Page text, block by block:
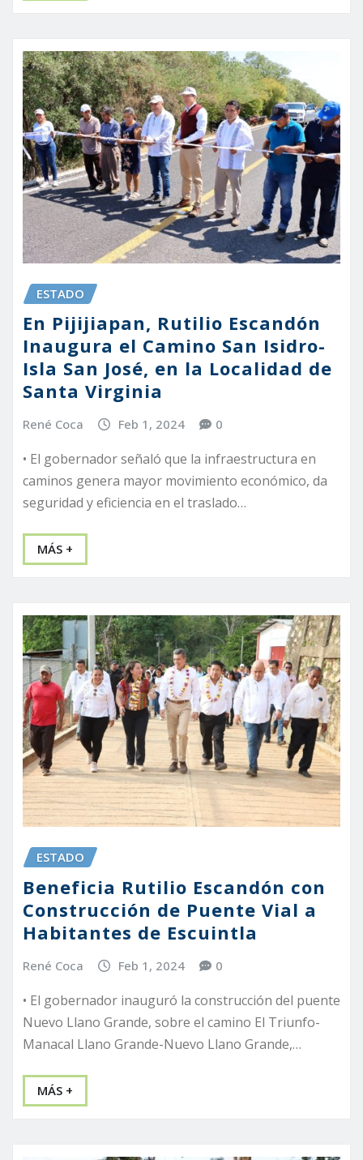
ESTADO
En Pijijiapan, Rutilio Escandón
Inaugura el Camino San Isidro-
Isla San José, en la Localidad de
Santa Virginia
René Coca Feb 1, 2024 0
• El gobernador señaló que la infraestructura en
caminos genera mayor movimiento económico, da
seguridad y eficiencia en el traslado…
MÁS +
ESTADO
Beneficia Rutilio Escandón con
Construcción de Puente Vial a
Habitantes de Escuintla
René Coca Feb 1, 2024 0
• El gobernador inauguró la construcción del puente
Nuevo Llano Grande, sobre el camino El Triunfo-
Manacal Llano Grande-Nuevo Llano Grande,…
MÁS +